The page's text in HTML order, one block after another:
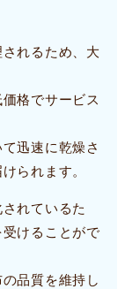
れるため、大
格でサービス
迅速に乾燥さ
られます。
れているた
けることがで
品質を維持し